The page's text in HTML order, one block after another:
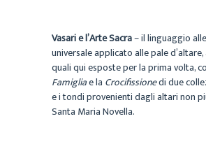
Vasari e l’Arte Sacra– il linguaggio
universale applicato alle pale
quali qui esposte per la prima volta,
Famigliae la Crocifissionedi due
e i tondi provenienti dagli altari non
Santa Maria Novella.